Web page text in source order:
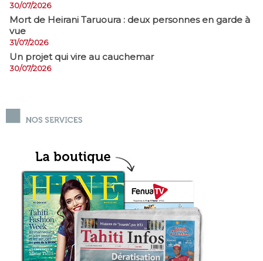
30/07/2026
Mort de Heirani Taruoura : deux personnes en garde à
vue
31/07/2026
Un projet qui vire au cauchemar
30/07/2026